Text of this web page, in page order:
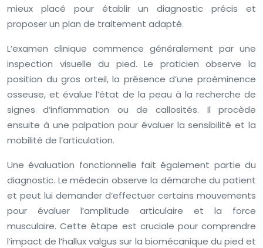
mieux placé pour établir un diagnostic précis et
proposer un plan de traitement adapté.
L’examen clinique commence généralement par une
inspection visuelle du pied. Le praticien observe la
position du gros orteil, la présence d’une proéminence
osseuse, et évalue l’état de la peau à la recherche de
signes d’inflammation ou de callosités. Il procède
ensuite à une palpation pour évaluer la sensibilité et la
mobilité de l’articulation.
Une évaluation fonctionnelle fait également partie du
diagnostic. Le médecin observe la démarche du patient
et peut lui demander d’effectuer certains mouvements
pour évaluer l’amplitude articulaire et la force
musculaire. Cette étape est cruciale pour comprendre
l’impact de l’hallux valgus sur la biomécanique du pied et